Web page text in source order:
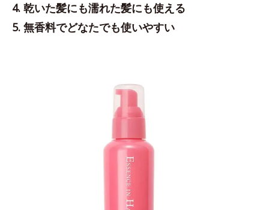
4. 乾いた髪にも濡れた髪にも使える
5. 無香料でどなたでも使いやすい